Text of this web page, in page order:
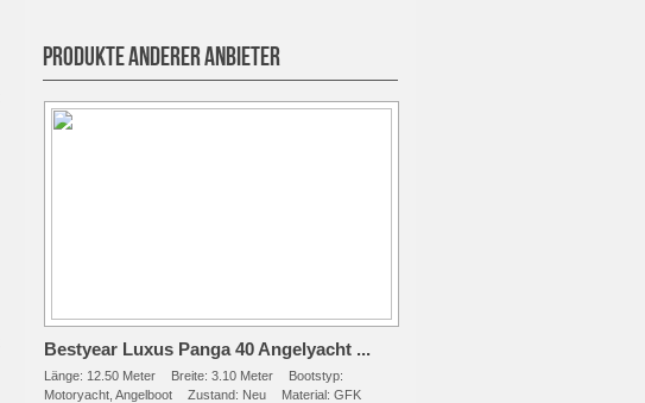
PRODUKTE ANDERER ANBIETER
Bestyear Luxus Panga 40 Angelyacht ...
Länge: 12.50 Meter Breite: 3.10 Meter
Bootstyp:
Motoryacht, Angelboot
Zustand: Neu Material: GFK